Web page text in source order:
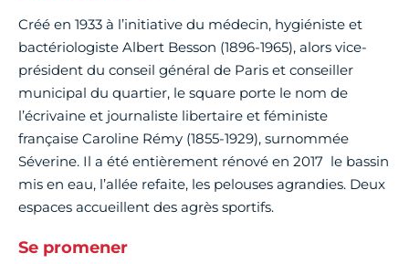
Créé en 1933 à l’initiative du médecin, hygiéniste et
bactériologiste Albert Besson (1896-1965), alors vice-
président du conseil général de Paris et conseiller
municipal du quartier, le square porte le nom de
l’écrivaine et journaliste libertaire et féministe
française Caroline Rémy (1855-1929), surnommée
Séverine. Il a été entièrement rénové en 2017 le bassin
mis en eau, l’allée refaite, les pelouses agrandies. Deux
espaces accueillent des agrès sportifs.
Se promener